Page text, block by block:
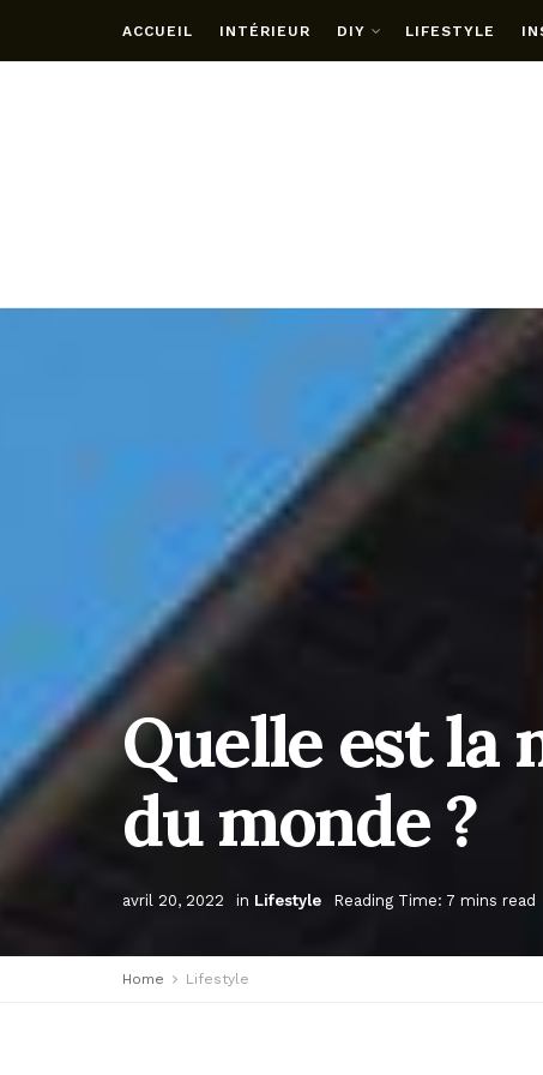
ACCUEIL INTÉRIEUR DIY LIFESTYLE
Quelle est la
du monde ?
avril 20, 2022 in Lifestyle Reading Time: 7 mins read
Home Lifestyle